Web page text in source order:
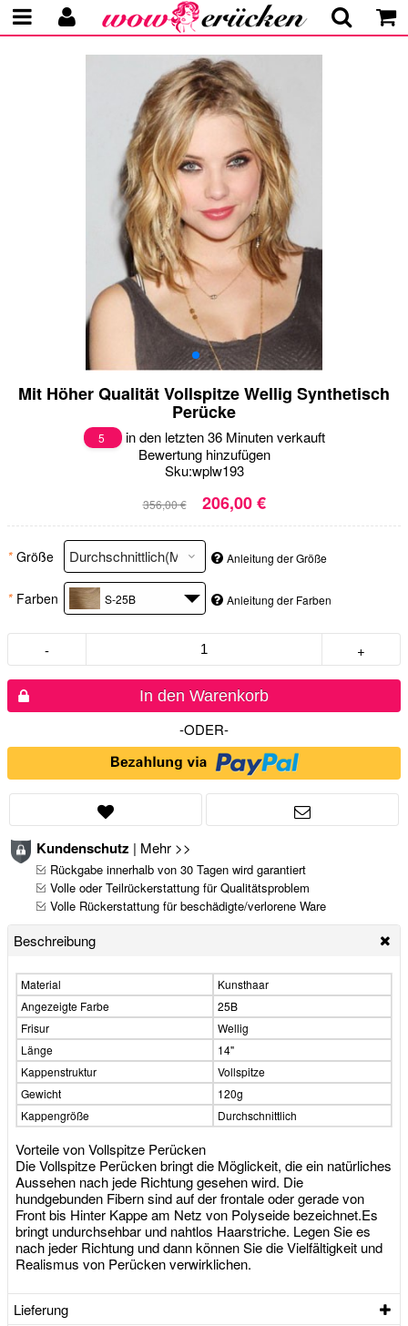
Mit Höher Qualität Vollspitze Wellig Synthetisch
Perücke
5
in den letzten 36 Minuten verkauft
Bewertung hinzufügen
Sku:wplw193
356,00 € 206,00 €
* Größe Anleitung der Größe
* Farben S-25B Anleitung der Farben
- +
In den Warenkorb
-ODER-
Kundenschutz | Mehr >>
Rückgabe innerhalb von 30 Tagen wird garantiert
Volle oder Teilrückerstattung für Qualitätsproblem
Volle Rückerstattung für beschädigte/verlorene Ware
Beschreibung
Material
Kunsthaar
Angezeigte Farbe
25B
Frisur
Wellig
Länge
14"
Kappenstruktur
Vollspitze
Gewicht
120g
Kappengröße
Durchschnittlich
Vorteile von Vollspitze Perücken
Die Vollspitze Perücken bringt die Möglickeit, die ein natürliches
Aussehen nach jede Richtung gesehen wird. Die
hundgebunden Fibern sind auf der frontale oder gerade von
Front bis Hinter Kappe am Netz von Polyseide bezeichnet.Es
bringt undurchsehbar und nahtlos Haarstriche. Legen Sie es
nach jeder Richtung und dann können Sie die Vielfältigkeit und
Realismus von Perücken verwirklichen.
Lieferung